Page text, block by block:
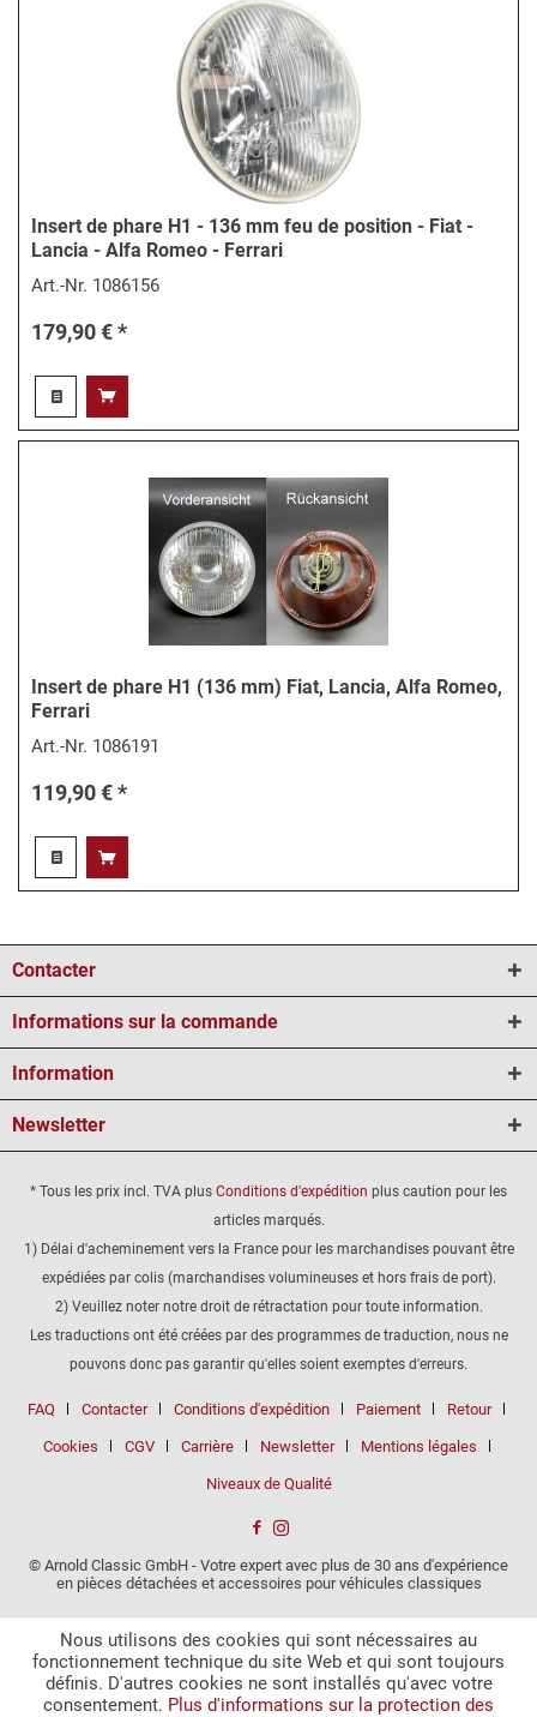
Insert de phare H1 - 136 mm feu de position - Fiat -
Lancia - Alfa Romeo - Ferrari
Art.-Nr. 1086156
179,90 € *
Insert de phare H1 (136 mm) Fiat, Lancia, Alfa Romeo,
Ferrari
Art.-Nr. 1086191
119,90 € *
Contacter
Informations sur la commande
Information
Newsletter
* Tous les prix incl. TVA plus Conditions d'expédition plus caution pour les
articles marqués.
1) Délai d'acheminement vers la France pour les marchandises pouvant être
expédiées par colis (marchandises volumineuses et hors frais de port).
2) Veuillez noter notre droit de rétractation pour toute information.
Les traductions ont été créées par des programmes de traduction, nous ne
pouvons donc pas garantir qu'elles soient exemptes d'erreurs.
FAQ Contacter Conditions d'expédition Paiement Retour
Cookies CGV Carrière Newsletter Mentions légales
Niveaux de Qualité
© Arnold Classic GmbH - Votre expert avec plus de 30 ans d'expérience
en pièces détachées et accessoires pour véhicules classiques
Nous utilisons des cookies qui sont nécessaires au
fonctionnement technique du site Web et qui sont toujours
définis. D'autres cookies ne sont installés qu'avec votre
consentement. Plus d'informations sur la protection des